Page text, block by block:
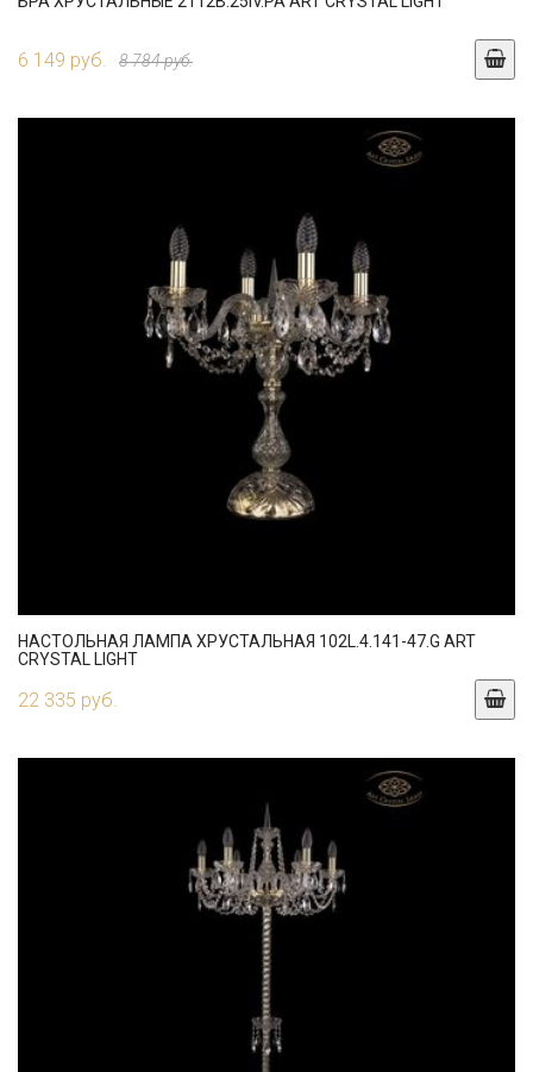
6 149 руб. 8 784 руб.
НАСТОЛЬНАЯ ЛАМПА ХРУСТАЛЬНАЯ 102L.4.141-47.G ART
CRYSTAL LIGHT
22 335 руб.